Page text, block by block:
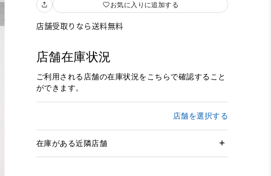
お気に入りに追加する
店舗受取りなら送料無料
店舗在庫状況
ご利用される店舗の在庫状況をこちらで確認すること
ができます。
店舗を選択する
在庫がある近隣店舗